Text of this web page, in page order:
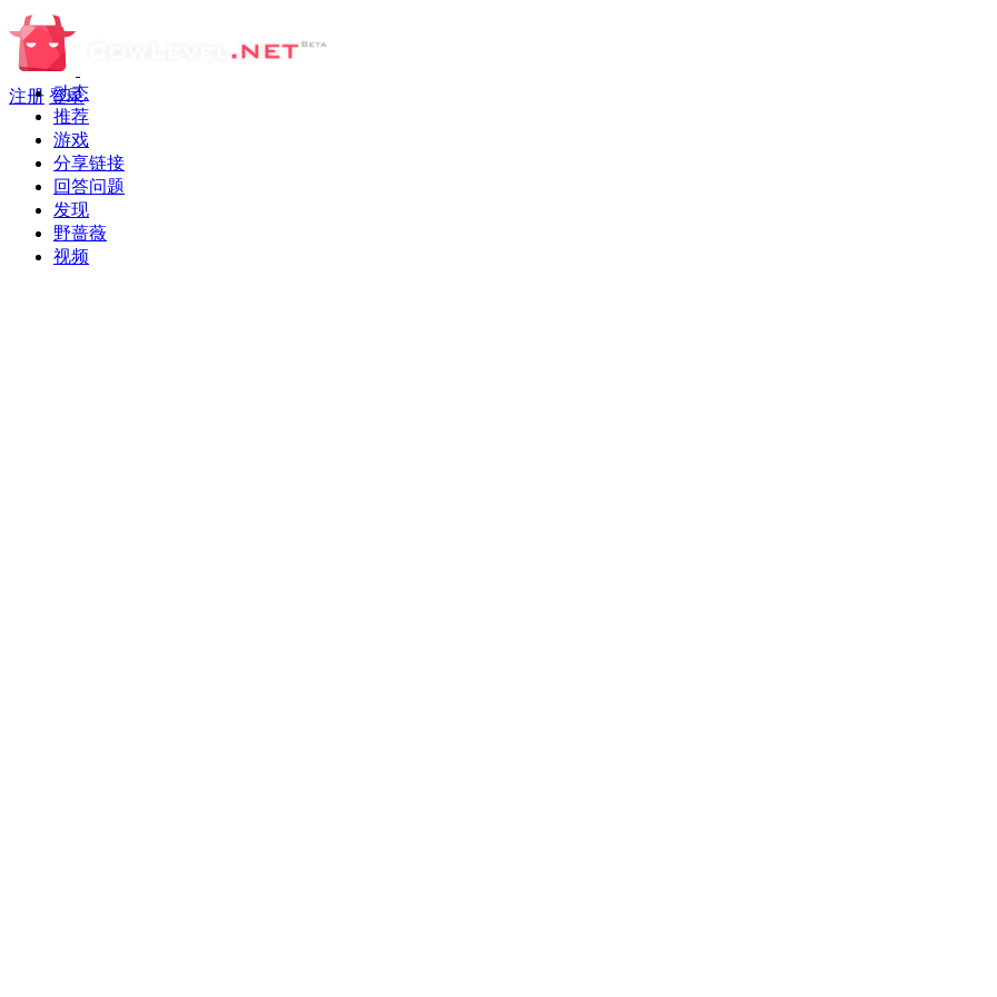
注册 登录
动态
推荐
游戏
分享链接
回答问题
发现
野蔷薇
视频